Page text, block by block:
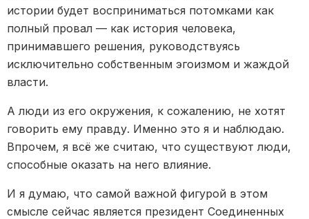
истории будет восприниматься потомками как
полный провал — как история человека,
принимавшего решения, руководствуясь
исключительно собственным эгоизмом и жаждой
власти.
А люди из его окружения, к сожалению, не хотят
говорить ему правду. Именно это я и наблюдаю.
Впрочем, я всё же считаю, что существуют люди,
способные оказать на него влияние.
И я думаю, что самой важной фигурой в этом
смысле сейчас является президент Соединенных